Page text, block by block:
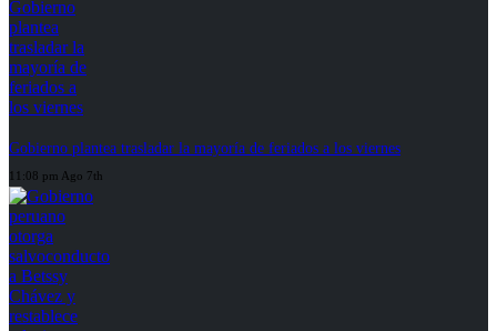
Gobierno plantea trasladar la mayoría de feriados a los viernes
11:08 pm Ago 7th